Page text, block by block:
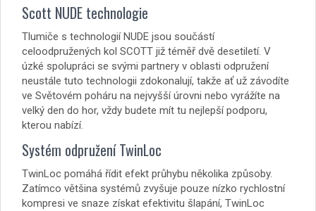
Scott NUDE technologie
Tlumiče s technologií NUDE jsou součástí
celoodpružených kol SCOTT již téměř dvě desetiletí. V
úzké spolupráci se svými partnery v oblasti odpružení
neustále tuto technologii zdokonalují, takže ať už závodíte
ve Světovém poháru na nejvyšší úrovni nebo vyrážíte na
velký den do hor, vždy budete mít tu nejlepší podporu,
kterou nabízí.
Systém odpružení TwinLoc
TwinLoc pomáhá řídit efekt průhybu několika způsoby.
Zatímco většina systémů zvyšuje pouze nízko rychlostní
kompresi ve snaze získat efektivitu šlapání, TwinLoc